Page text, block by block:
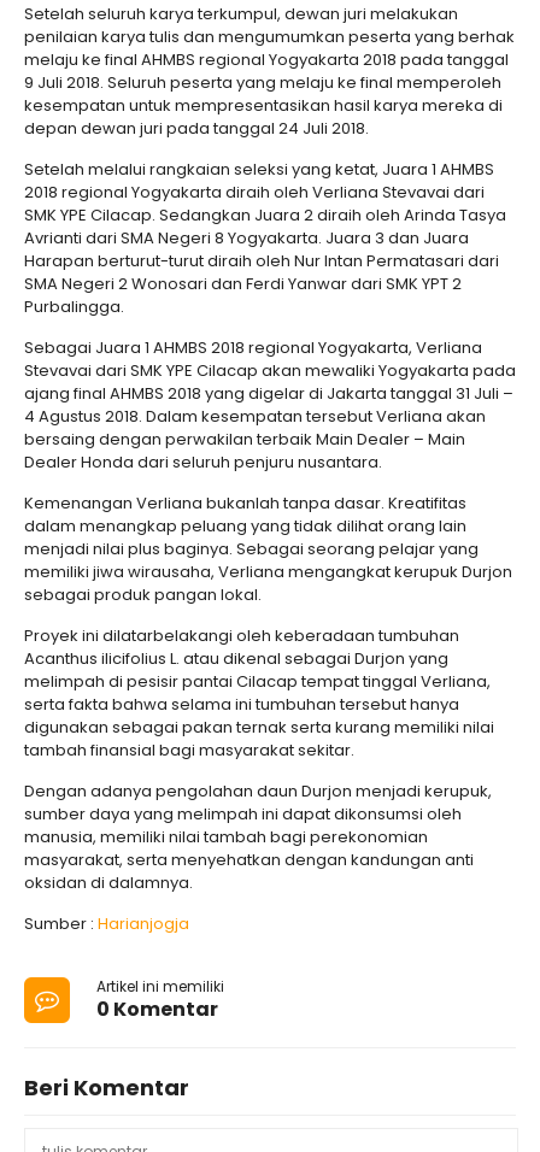
Setelah seluruh karya terkumpul, dewan juri melakukan
penilaian karya tulis dan mengumumkan peserta yang berhak
melaju ke final AHMBS regional Yogyakarta 2018 pada tanggal
9 Juli 2018. Seluruh peserta yang melaju ke final memperoleh
kesempatan untuk mempresentasikan hasil karya mereka di
depan dewan juri pada tanggal 24 Juli 2018.
Setelah melalui rangkaian seleksi yang ketat, Juara 1 AHMBS
2018 regional Yogyakarta diraih oleh Verliana Stevavai dari
SMK YPE Cilacap. Sedangkan Juara 2 diraih oleh Arinda Tasya
Avrianti dari SMA Negeri 8 Yogyakarta. Juara 3 dan Juara
Harapan berturut-turut diraih oleh Nur Intan Permatasari dari
SMA Negeri 2 Wonosari dan Ferdi Yanwar dari SMK YPT 2
Purbalingga.
Sebagai Juara 1 AHMBS 2018 regional Yogyakarta, Verliana
Stevavai dari SMK YPE Cilacap akan mewaliki Yogyakarta pada
ajang final AHMBS 2018 yang digelar di Jakarta tanggal 31 Juli –
4 Agustus 2018. Dalam kesempatan tersebut Verliana akan
bersaing dengan perwakilan terbaik Main Dealer – Main
Dealer Honda dari seluruh penjuru nusantara.
Kemenangan Verliana bukanlah tanpa dasar. Kreatifitas
dalam menangkap peluang yang tidak dilihat orang lain
menjadi nilai plus baginya. Sebagai seorang pelajar yang
memiliki jiwa wirausaha, Verliana mengangkat kerupuk Durjon
sebagai produk pangan lokal.
Proyek ini dilatarbelakangi oleh keberadaan tumbuhan
Acanthus ilicifolius L. atau dikenal sebagai Durjon yang
melimpah di pesisir pantai Cilacap tempat tinggal Verliana,
serta fakta bahwa selama ini tumbuhan tersebut hanya
digunakan sebagai pakan ternak serta kurang memiliki nilai
tambah finansial bagi masyarakat sekitar.
Dengan adanya pengolahan daun Durjon menjadi kerupuk,
sumber daya yang melimpah ini dapat dikonsumsi oleh
manusia, memiliki nilai tambah bagi perekonomian
masyarakat, serta menyehatkan dengan kandungan anti
oksidan di dalamnya.
Sumber : Harianjogja
Artikel ini memiliki
0 Komentar
Beri Komentar